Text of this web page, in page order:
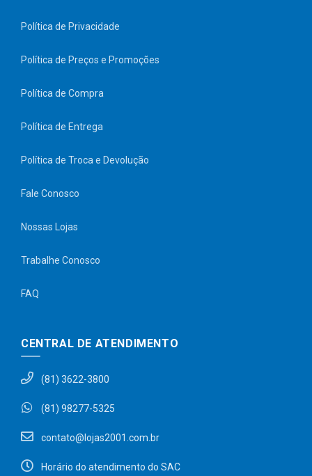
Política de Privacidade
Política de Preços e Promoções
Política de Compra
Política de Entrega
Política de Troca e Devolução
Fale Conosco
Nossas Lojas
Trabalhe Conosco
FAQ
CENTRAL DE ATENDIMENTO
(81) 3622-3800
(81) 98277-5325
contato@lojas2001.com.br
Horário do atendimento do SAC